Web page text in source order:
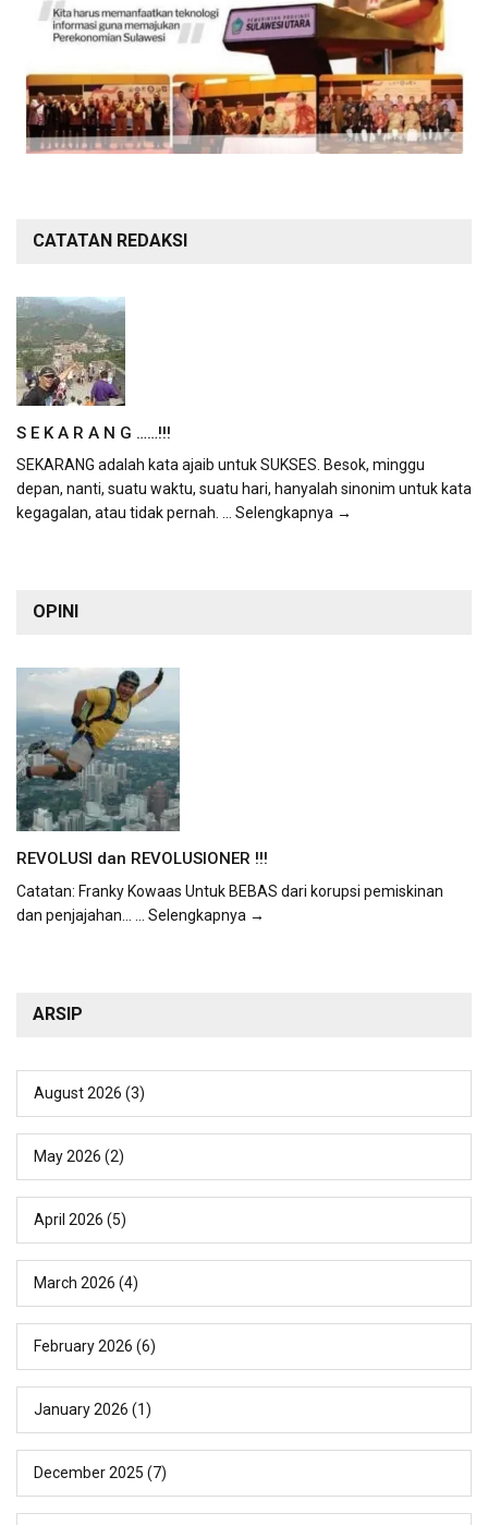
CATATAN REDAKSI
S E K A R A N G ……!!!
SEKARANG adalah kata ajaib untuk SUKSES. Besok, minggu
depan, nanti, suatu waktu, suatu hari, hanyalah sinonim untuk kata
kegagalan, atau tidak pernah. ... Selengkapnya →
OPINI
REVOLUSI dan REVOLUSIONER !!!
Catatan: Franky Kowaas Untuk BEBAS dari korupsi pemiskinan
dan penjajahan...
... Selengkapnya →
ARSIP
August 2026 (3)
May 2026 (2)
April 2026 (5)
March 2026 (4)
February 2026 (6)
January 2026 (1)
December 2025 (7)